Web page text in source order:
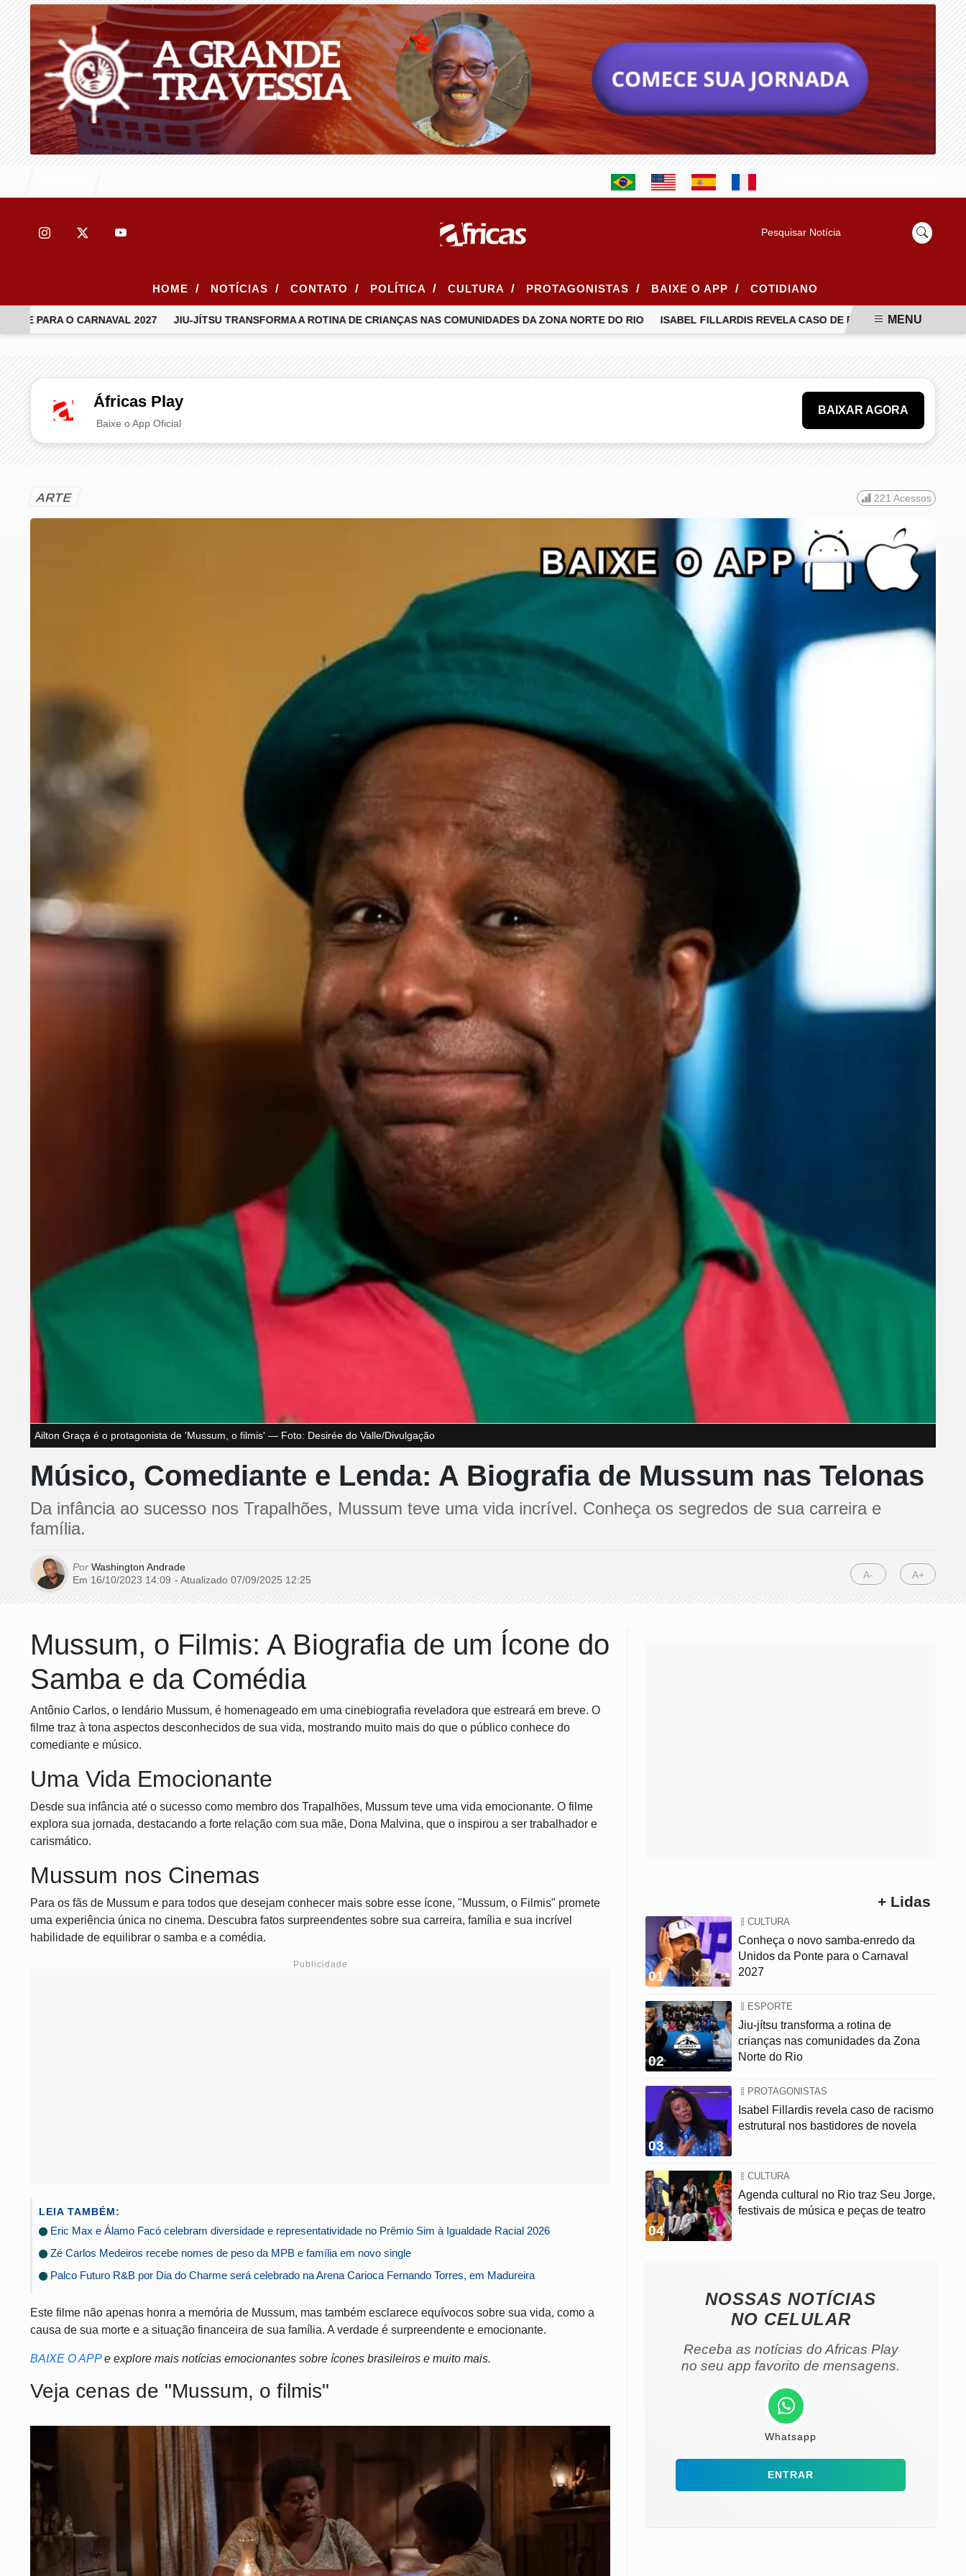
Pesquisar Notícia
HOME / NOTÍCIAS / CONTATO / POLÍTICA / CULTURA / PROTAGONISTAS / BAIXE O APP / COTIDIANO
PARA O CARNAVAL 2027 JIU-JÍTSU TRANSFORMA A ROTINA DE CRIANÇAS NAS COMUNIDADES DA ZONA NORTE DO RIO ISABEL FILLARDIS REVELA CASO DE RACISMO ESTRUTURAL
MENU
Áfricas Play
Baixe o App Oficial
BAIXAR AGORA
ARTE 221 Acessos
Ailton Graça é o protagonista de 'Mussum, o filmis' — Foto: Desirée do Valle/Divulgação
Músico, Comediante e Lenda: A Biografia de Mussum nas Telonas
Da infância ao sucesso nos Trapalhões, Mussum teve uma vida incrível. Conheça os segredos de sua carreira e
família.
Por Washington Andrade
Em 16/10/2023 14:09 - Atualizado 07/09/2025 12:25 A- A+
Mussum, o Filmis: A Biografia de um Ícone do
Samba e da Comédia
Antônio Carlos, o lendário Mussum, é homenageado em uma cinebiografia reveladora que estreará em breve. O
filme traz à tona aspectos desconhecidos de sua vida, mostrando muito mais do que o público conhece do
comediante e músico.
Uma Vida Emocionante
Desde sua infância até o sucesso como membro dos Trapalhões, Mussum teve uma vida emocionante. O filme
explora sua jornada, destacando a forte relação com sua mãe, Dona Malvina, que o inspirou a ser trabalhador e
carismático.
Mussum nos Cinemas
Para os fãs de Mussum e para todos que desejam conhecer mais sobre esse ícone, "Mussum, o Filmis" promete
uma experiência única no cinema. Descubra fatos surpreendentes sobre sua carreira, família e sua incrível
habilidade de equilibrar o samba e a comédia.
Publicidade
LEIA TAMBÉM:
Eric Max e Álamo Facó celebram diversidade e representatividade no Prêmio Sim à Igualdade Racial 2026
Zé Carlos Medeiros recebe nomes de peso da MPB e família em novo single
Palco Futuro R&B por Dia do Charme será celebrado na Arena Carioca Fernando Torres, em Madureira
Este filme não apenas honra a memória de Mussum, mas também esclarece equívocos sobre sua vida, como a
causa de sua morte e a situação financeira de sua família. A verdade é surpreendente e emocionante.
BAIXE O APPe explore mais notícias emocionantes sobre ícones brasileiros e muito mais.
Veja cenas de "Mussum, o filmis"
+ Lidas
01
CULTURA
Conheça o novo samba-enredo da
Unidos da Ponte para o Carnaval
2027
02
ESPORTE
Jiu-jítsu transforma a rotina de
crianças nas comunidades da Zona
Norte do Rio
03
PROTAGONISTAS
Isabel Fillardis revela caso de racismo
estrutural nos bastidores de novela
04
CULTURA
Agenda cultural no Rio traz Seu Jorge,
festivais de música e peças de teatro
NOSSAS NOTÍCIAS
NO CELULAR
Receba as notícias do Africas Play
no seu app favorito de mensagens.
Whatsapp
ENTRAR